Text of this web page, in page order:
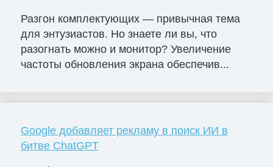
Разгон комплектующих — привычная тема
для энтузиастов. Но знаете ли вы, что
разогнать можно и монитор? Увеличение
частоты обновления экрана обеспечив...
Google добавляет рекламу в поиск ИИ в
битве ChatGPT